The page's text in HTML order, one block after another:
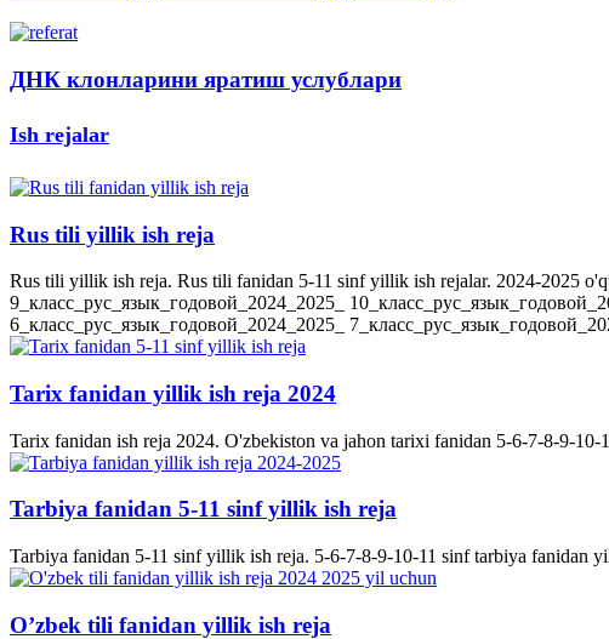
ДНК клонларини яратиш услублари
Ish rejalar
Rus tili yillik ish reja
Rus tili yillik ish reja. Rus tili fanidan 5-11 sinf yillik ish rejalar. 2024-2025
9_класс_рус_язык_годовой_2024_2025_
6_класс_рус_язык_годовой_2024_2025_
Tarix fanidan yillik ish reja 2024
Tarix fanidan ish reja 2024. O'zbekiston va jahon tarixi fanidan 5-6-7-8-9-
Tarbiya fanidan 5-11 sinf yillik ish reja
Tarbiya fanidan 5-11 sinf yillik ish reja. 5-6-7-8-9-10-11 sinf tarbiya
O’zbek tili fanidan yillik ish reja